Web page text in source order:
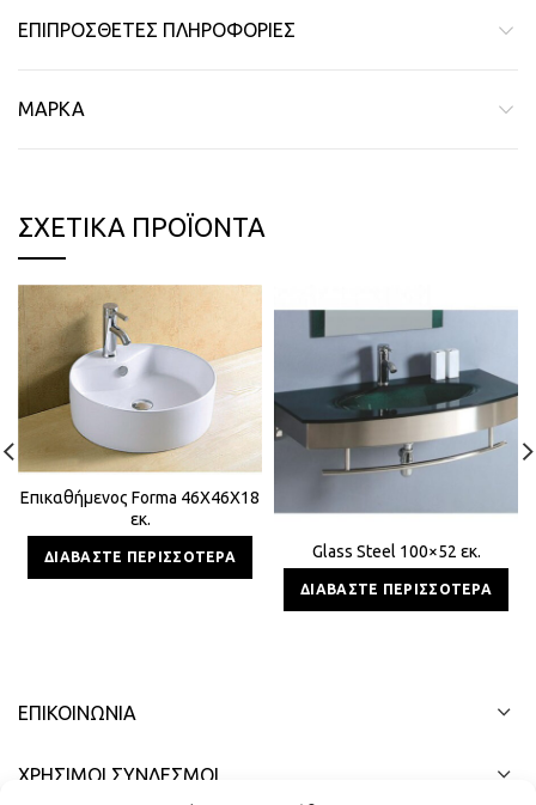
ΕΠΙΠΡΌΣΘΕΤΕΣ ΠΛΗΡΟΦΟΡΊΕΣ
ΜΆΡΚΑ
ΣΧΕΤΙΚΆ ΠΡΟΪΌΝΤΑ
Επικαθήμενος Forma 46Χ46Χ18
εκ.
ΔΙΑΒΆΣΤΕ ΠΕΡΙΣΣΌΤΕΡΑ Glass Steel 100×52 εκ.
ΔΙΑΒΆΣΤΕ ΠΕΡΙΣΣΌΤΕΡΑ
ΕΠΙΚΟΙΝΩΝΊΑ
ΧΡΗΣΙΜΟΙ ΣΥΝΔΕΣΜΟΙ